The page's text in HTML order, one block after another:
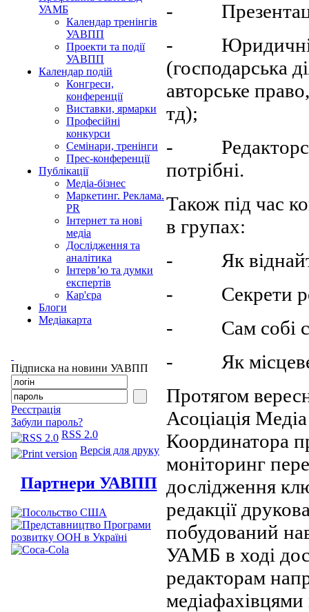
УАМБ
Календар тренінгів
УАВПП
Проекти та події
УАВПП
Календар подій
Конгреси,
конференції
Виставки, ярмарки
Професійні
конкурси
Семінари, тренінги
Прес-конференції
Публікації
Медіа-бізнес
Маркетинг. Реклама.
PR
Інтернет та нові
медіа
Дослідження та
аналітика
Інтерв’ю та думки
експертів
Кар'єра
Блоги
Медіакарта
Підписка на новини УАВПП
Реєстрація
Забули пароль?
RSS 2.0
Версія для друку
Партнери УАВПП
- Презентація
- Юридичні
(господарська
авторське
тд);
-
потрібні.
Також під час
в групах:
- Як віднайти
- Секрети
- Сам собі
- Як місцеве
Протягом
Асоціація
Координатора
моніторинг
дослідження
редакції
побудований
УАМБ в ході
редакторам